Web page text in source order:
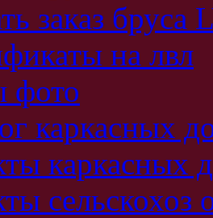
заказ бруса
на лвл
фото
каркасных
каркасных
сельскохоз